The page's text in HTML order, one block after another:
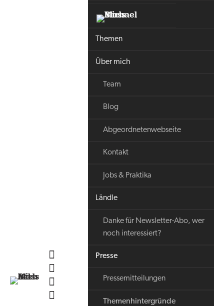
Themen
Über mich
Team
Blog
Abgeordnetenwebseite
Kontakt
Jobs & Praktika
Ländle
Danke für Newsletter-Abo, wer
noch interessiert?
Presse
Pressemitteilungen
Themenhintergründe